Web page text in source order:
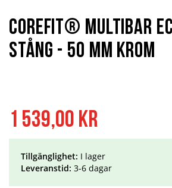
1 539,00 kr
Tillgänglighet: I lager
Leveranstid: 3-6 dagar
Corefit® Multibar
Stång - 50 mm krom
början
av
bildgalleriet